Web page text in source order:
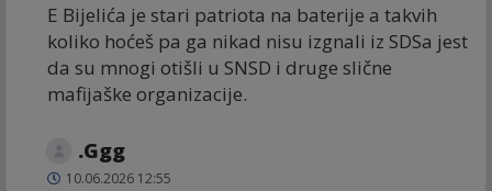
E Bijelića je stari patriota na baterije a takvih
koliko hoćeš pa ga nikad nisu izgnali iz SDSa jest
da su mnogi otišli u SNSD i druge slične
mafijaške organizacije.
.Ggg
10.06.2026 12:55